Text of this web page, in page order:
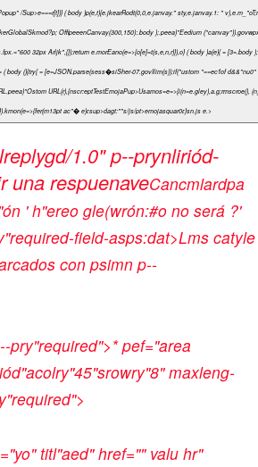
/Sup>e===r[t])} ( body )p(e,t){e.jkearRodt(0,0,e.janvay." sty,e.janvay.1: "
);.peea)"Eedium ("canvay")).govwpx.;n ("2d",{w_"oicleFreq
32px Arljk",{});return e.morEano(e=>{o[e]=t(s,e,n,r)}),o} ( body )a(e){ = [3=.body
( body (){try{ = [e=JSON.parse(sess�siSher-07.govIlim(s));if("ustom "==ec'lof
a=p; Worker(URL.peea)"Ostom URL(r),{nscr:eptTestEmojaPup>Usamos=e=>{i(n=e.gley),a.g;rmscroe(),
ac"� e)r.sup>dagt:""s/js/pt>emojasquar0r.}sn.js e. >
1.0" p--prynliriód-
una respuenaveCancmlardpa
' h"ereo gle(wrón:#o no será ?'
field-asps:dat>Lms catyle
con psimn p--
pry"required">*pef="area
maxleng-
titl"aed" href="" valu hr"